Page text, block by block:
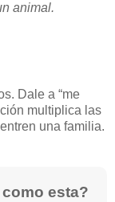
animal.
Dale a “me
multiplica las
una familia.
esta?